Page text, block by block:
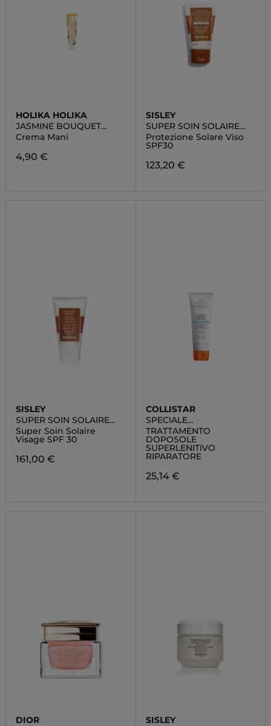
HOLIKA HOLIKA
JASMINE BOUQUET
HAND CREAM
Crema Mani
4,90 €
SISLEY
SUPER SOIN SOLAIRE
TEINTÉ
Protezione Solare Viso
SPF30
123,20 €
SISLEY
SUPER SOIN SOLAIRE
VISAGE SPF 30
Super Soin Solaire
Visage SPF 30
161,00 €
COLLISTAR
SPECIALE
ABBRONZATURA
PERFETTA
TRATTAMENTO
DOPOSOLE
SUPERLENITIVO
RIPARATORE
25,14 €
DIOR
SISLEY